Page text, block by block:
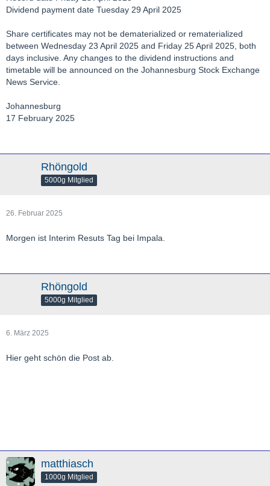
Dividend payment date Tuesday 29 April 2025
Share certificates may not be dematerialized or rematerialized
between Wednesday 23 April 2025 and Friday 25 April 2025, both
days inclusive. Any changes to the dividend instructions and
timetable will be announced on the Johannesburg Stock Exchange
News Service.
Johannesburg
17 February 2025
Rhöngold
5000g Mitglied
26. Februar 2025
Morgen ist Interim Resuts Tag bei Impala.
Rhöngold
5000g Mitglied
6. März 2025
Hier geht schön die Post ab.
matthiasch
1000g Mitglied